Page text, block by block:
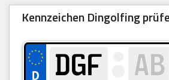
Kennzeichen Dingolfing